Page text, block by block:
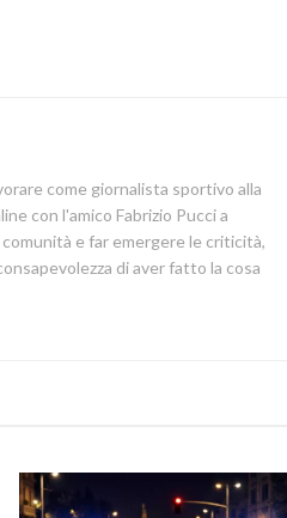
come giornalista sportivo alla
con l'amico Fabrizio Pucci a
e far emergere le criticità,
di aver fatto la cosa